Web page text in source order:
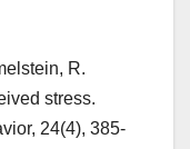
R.
stress.
24(4), 385-